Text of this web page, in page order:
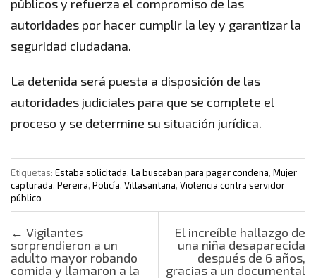
públicos y refuerza el compromiso de las
autoridades por hacer cumplir la ley y garantizar la
seguridad ciudadana.
La detenida será puesta a disposición de las
autoridades judiciales para que se complete el
proceso y se determine su situación jurídica.
Etiquetas: Estaba solicitada, La buscaban para pagar condena, Mujer
capturada, Pereira, Policía, Villasantana, Violencia contra servidor
público
Post navigation
← Vigilantes
sorprendieron a un
adulto mayor robando
comida y llamaron a la
El increíble hallazgo de
una niña desaparecida
después de 6 años,
gracias a un documental